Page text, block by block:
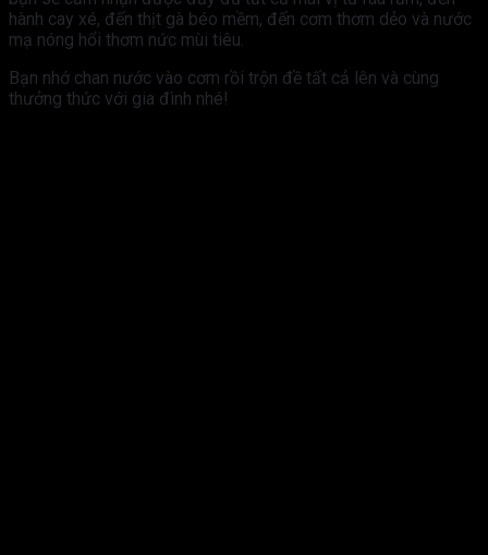
hành cay xé, đến thịt gà béo mềm, đến cơm thơm dẻo và nước
mạ nóng hổi thơm nức mùi tiêu.
Bạn nhớ chan nước vào cơm rồi trộn đề tất cả lên và cùng
thưởng thức với gia đình nhé!